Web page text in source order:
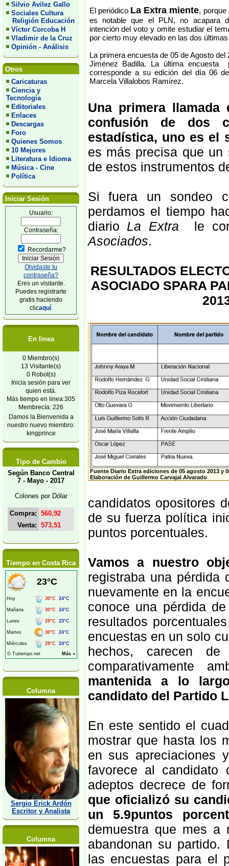
Silvio Avilez Gallo
Sociales Cultura
Religión Educación
Víctor Corcoba H
Vladimir de la Cruz
Opinión - Análisis
Otros
Caricaturas
Ciencia y
Tecnología
Editoriales
Enlaces
Descargas
Foro
Quienes Somos
10 Mejores
Literatura e Idioma
Música - Cine
Política
Iniciar Sesión
Usuario:
Contraseña:
Recordarme?
Olvidaste tu
contraseña?
Eres un visitante.
Puedes registrarte
gratis haciendo
clicaquí.
En linea
0 Miembro(s)
13 Visitante(s)
0 Robot(s)
Inicia sesión para ver
quien está.
Más tiempo en linea:305
Membrecía: 226
Damos la Bienvenida a
nuestro nuevo miembro:
kingprince
Tipo de Cambio
Según Banco Central
7 - Mayo - 2017
Colones por Dólar
Compra: 560,92
Venta: 573,51
Tiempo en Costa Rica
Columna
Sergio Erick Ardón
Escritor y Analista
Columna
El periódico La Extra miente, porque
es notable que el PLN, no acapara
intención del voto y omite estudiar el
por cierto muy elevado en las dos
La primera encuesta de 05 de Agosto
Jiménez Badilla. La última encuesta
corresponde a su edición del día 06
Marcela Villalobos Ramírez.
Una primera
confusión de dos
estadística, uno es el
es más precisa que
de estos instrumentos
Si fuera un sondeo
perdamos el tiempo
diario La Extra le
Asociados.
RESULTADOS
ASOCIADO SPARA
Fuente Diario Extra ediciones de 05 agosto 2013 y
Elaboración de Guillermo Carvajal Alvarado
candidatos opositores
de su fuerza política
puntos porcentuales.
Vamos a nuestro
registraba una pérdida
nuevamente en la
conoce una pérdida
resultados
encuestas en un solo
hechos, carecen
comparativamente
mantenida a lo
candidato del Partido
En este sentido el
mostrar que hasta los
en sus apreciaciones
favorece al
adeptos decrece de
que oficializó su
un 5.9puntos
demuestra que mes a
abandonan su partido.
las encuestas para el